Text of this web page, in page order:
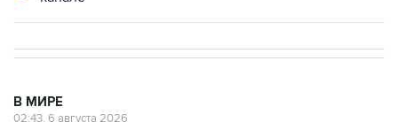
В МИРЕ
02:43, 6 августа 2026